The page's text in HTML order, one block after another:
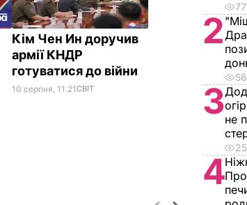
Кім Чен Ин доручив
армії КНДР
готуватися до війни
10 серпня, 11.21СВІТ
2
3не
4